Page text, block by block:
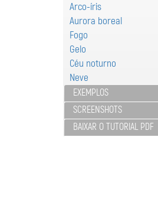
Arco-íris
Aurora boreal
Fogo
Gelo
Céu noturno
Neve
EXEMPLOS
SCREENSHOTS
BAIXAR O TUTORIAL PDF